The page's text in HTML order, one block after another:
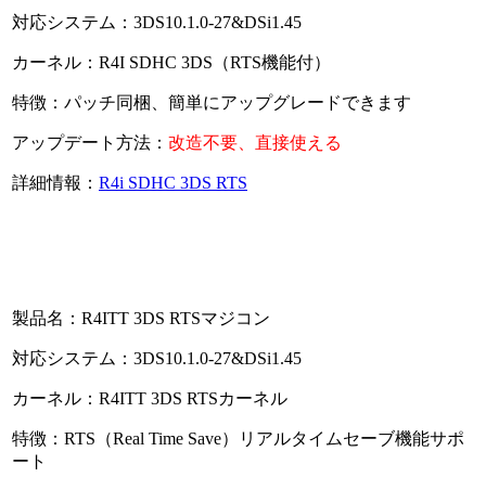
対応システム：3DS10.1.0-27&DSi1.45
カーネル：R4I SDHC 3DS（RTS機能付）
特徴：パッチ同梱、簡単にアップグレードできます
アップデート方法： 改造不要、直接使える
詳細情報： R4i SDHC 3DS RTS
製品名：R4ITT 3DS RTSマジコン
対応システム：3DS10.1.0-27&DSi1.45
カーネル：R4ITT 3DS RTSカーネル
特徴：RTS（Real Time Save）リアルタイムセーブ機能サポ
ート